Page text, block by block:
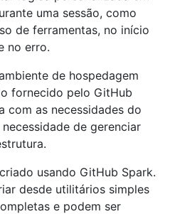
uma sessão, como
de ferramentas, no início
no erro.
de hospedagem
fornecido pelo GitHub
com as necessidades do
de gerenciar
usando GitHub Spark.
desde utilitários simples
e podem ser